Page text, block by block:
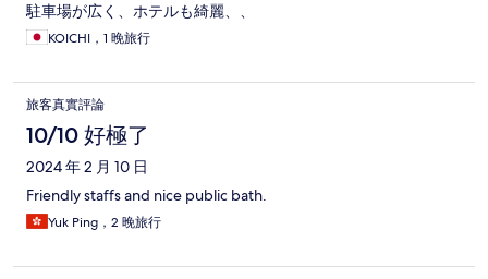
駐車場が広く、ホテルも綺麗、、
KOICHI，1 晚旅行
旅客真實評論
10/10 好極了
2024 年 2 月 10 日
Friendly staffs and nice public bath.
Yuk Ping，2 晚旅行